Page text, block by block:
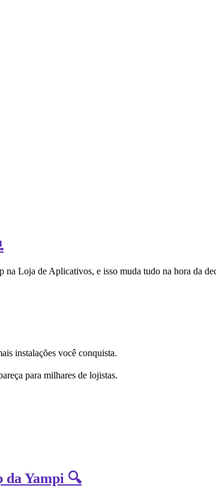
na Loja de Aplicativos, e isso muda tudo na hora da
instalações você conquista.
para milhares de lojistas.
da Yampi 🔍